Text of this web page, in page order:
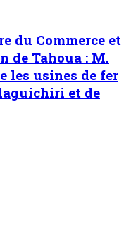
du Commerce et
de Tahoua : M.
les usines de fer
et de